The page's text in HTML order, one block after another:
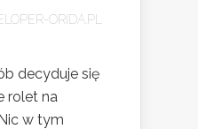
ORIDA.PL
decyduje się
rolet na
w tym